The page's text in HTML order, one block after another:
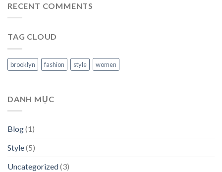
RECENT COMMENTS
TAG CLOUD
brooklyn fashion style women
DANH MỤC
Blog(1)
Style(5)
Uncategorized(3)